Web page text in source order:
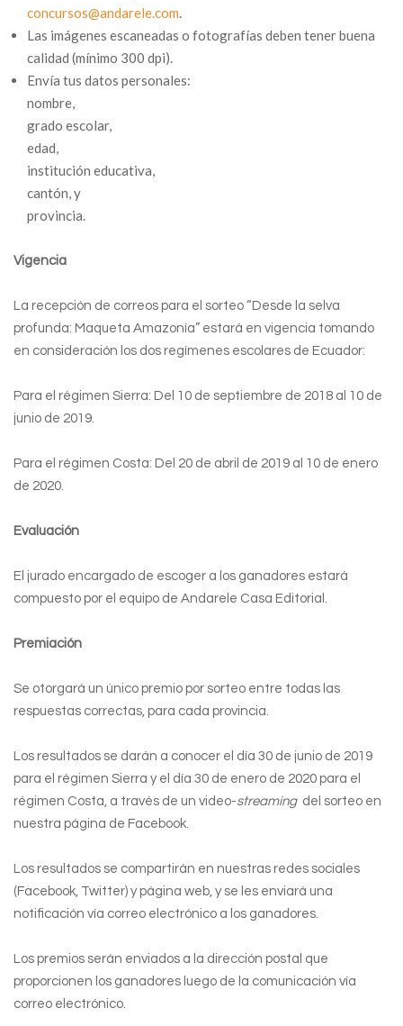
concursos@andarele.com.
Las imágenes escaneadas o fotografías deben tener buena
calidad (mínimo 300 dpi).
Envía tus datos personales:
nombre,
grado escolar,
edad,
institución educativa,
cantón, y
provincia.
Vigencia
La recepción de correos para el sorteo “Desde la selva
profunda: Maqueta Amazonía” estará en vigencia tomando
en consideración los dos regímenes escolares de Ecuador:
Para el régimen Sierra: Del 10 de septiembre de 2018 al 10 de
junio de 2019.
Para el régimen Costa: Del 20 de abril de 2019 al 10 de enero
de 2020.
Evaluación
El jurado encargado de escoger a los ganadores estará
compuesto por el equipo de Andarele Casa Editorial.
Premiación
Se otorgará un único premio por sorteo entre todas las
respuestas correctas, para cada provincia.
Los resultados se darán a conocer el día 30 de junio de 2019
para el régimen Sierra y el día 30 de enero de 2020 para el
régimen Costa, a través de un video-streamingdel sorteo en
nuestra página de Facebook.
Los resultados se compartirán en nuestras redes sociales
(Facebook, Twitter) y página web, y se les enviará una
notificación vía correo electrónico a los ganadores.
Los premios serán enviados a la dirección postal que
proporcionen los ganadores luego de la comunicación vía
correo electrónico.